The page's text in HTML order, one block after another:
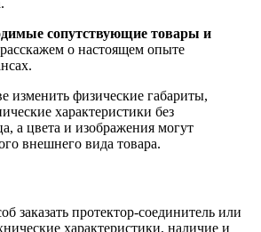
сопутствующие товары и
о настоящем опыте
изменить физические габариты,
характеристики без
а цвета и изображения могут
внешнего вида товара.
заказать протектор-соединитель или
характеристики, наличие и